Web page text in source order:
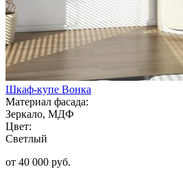
Шкаф-купе Вонка
Материал фасада:
Зеркало, МДФ
Цвет:
Светлый
от 40 000 руб.